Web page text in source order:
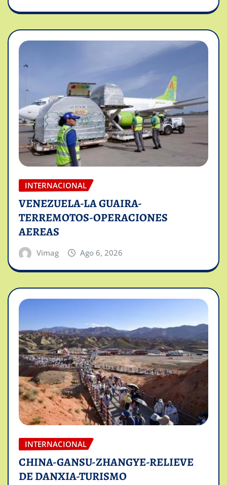
INTERNACIONAL
VENEZUELA-LA GUAIRA-
TERREMOTOS-OPERACIONES
AEREAS
Vimag Ago 6, 2026
INTERNACIONAL
CHINA-GANSU-ZHANGYE-RELIEVE
DE DANXIA-TURISMO